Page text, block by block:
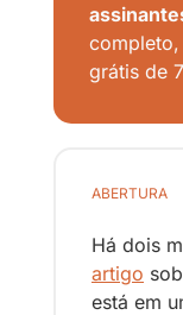
completo,
grátis de
ABERTURA
Há dois
artigo
está em